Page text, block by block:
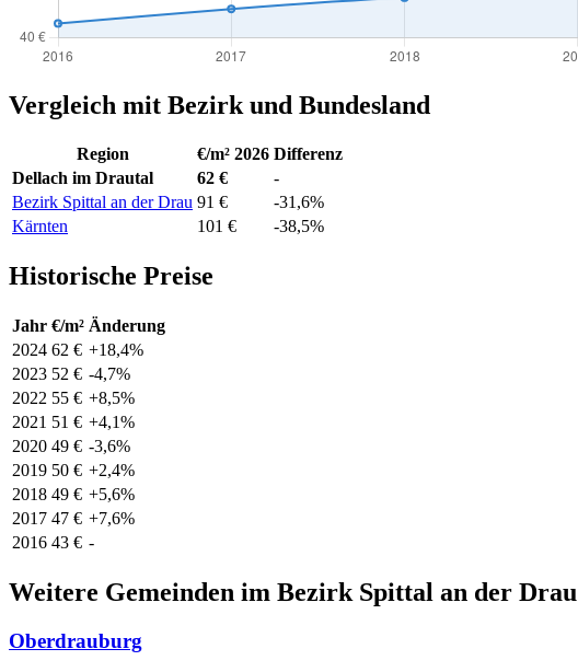
Vergleich mit Bezirk und Bundesland
Region €/m² 2026 Differenz
Dellach im Drautal
62 €
-
Bezirk Spittal an der Drau 91 €
-31,6%
Kärnten
101 € -38,5%
Historische Preise
Jahr €/m² Änderung
2024 62 € +18,4%
2023 52 € -4,7%
2022 55 € +8,5%
2021 51 € +4,1%
2020 49 € -3,6%
2019 50 € +2,4%
2018 49 € +5,6%
2017 47 € +7,6%
2016 43 € -
Weitere Gemeinden im Bezirk Spittal an der Drau
Oberdrauburg